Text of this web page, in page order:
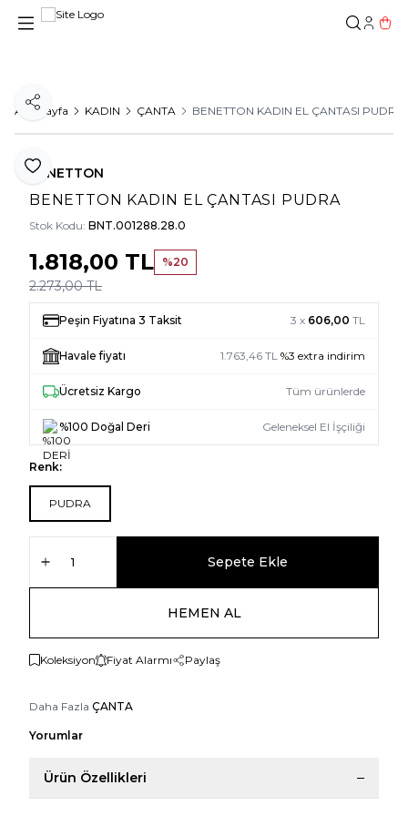
Ana Sayfa KADIN ÇANTA BENETTON KADIN EL ÇANTASI PUDRA
Favoriye Ekle
Paylaş
BENETTON
BENETTON KADIN EL ÇANTASI PUDRA
Stok Kodu: BNT.001288.28.0
2.273,00TL
1.818,00 TL %20
Peşin Fiyatına 3 Taksit 3 x 606,00 TL
Havale fiyatı 1.763,46 TL %3 extra indirim
Ücretsiz Kargo Tüm ürünlerde
%100 Doğal Deri Geleneksel El İşçiliği
Renk:
PUDRA
Sepete Ekle
HEMEN AL
Koleksiyon Fiyat Alarmı Paylaş
Daha Fazla ÇANTA
Yorumlar
Ürün Özellikleri